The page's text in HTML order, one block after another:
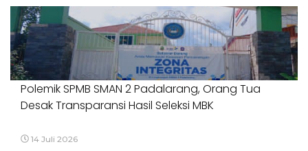
Polemik SPMB SMAN 2 Padalarang, Orang Tua
Desak Transparansi Hasil Seleksi MBK
14 Juli 2026